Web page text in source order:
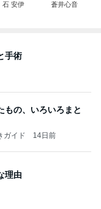
石 安伊 蒼井心音
手術
もの、いろいろまと
ガイド 14日前
理由